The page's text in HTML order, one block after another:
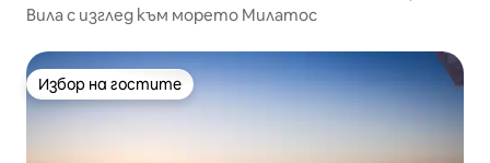
Вила с изглед към морето Милатос
Избор на гостите
Избор на гостите